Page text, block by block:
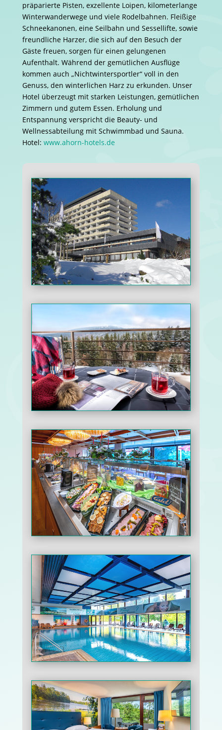
präparierte Pisten, exzellente Loipen, kilometerlange
Winterwanderwege und viele Rodelbahnen. Fleißige
Schneekanonen, eine Seilbahn und Sessellifte, sowie
freundliche Harzer, die sich auf den Besuch der
Gäste freuen, sorgen für einen gelungenen
Aufenthalt. Während der gemütlichen Ausflüge
kommen auch „Nichtwintersportler“ voll in den
Genuss, den winterlichen Harz zu erkunden. Unser
Hotel überzeugt mit starken Leistungen, gemütlichen
Zimmern und gutem Essen. Erholung und
Entspannung verspricht die Beauty- und
Wellnessabteilung mit Schwimmbad und Sauna.
Hotel: www.ahorn-hotels.de